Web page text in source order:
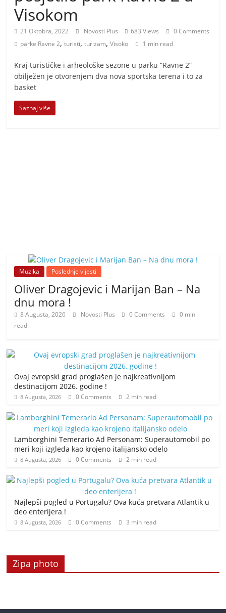
i
t
i
v
i
Visokom
21 Oktobra, 2022 Novosti Plus 683 Views
0 Comments
parke Ravne 2,turisti,turizam,Visoko 1 min read
Kraj turističke i arheološke sezone u parku “Ravne 2”
obilježen je otvorenjem dva nova sportska terena i to za
basket
Saznaj više
Muzika Poslednje vijesti
Oliver Dragojevic i Marijan Ban – Na
dnu mora !
8 Augusta, 2026 Novosti Plus 0 Comments
0 min
read
Ovaj evropski grad proglašen je najkreativnijom
destinacijom 2026. godine !
8 Augusta, 2026 0 Comments 2 min read
Lamborghini Temerario Ad Personam: Superautomobil po
meri koji izgleda kao krojeno italijansko odelo
8 Augusta, 2026 0 Comments 2 min read
Najlepši pogled u Portugalu? Ova kuća pretvara Atlantik u
deo enterijera !
8 Augusta, 2026 0 Comments 3 min read
Zipa photo